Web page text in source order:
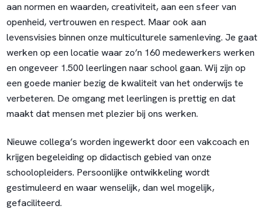
aan normen en waarden, creativiteit, aan een sfeer van
openheid, vertrouwen en respect. Maar ook aan
levensvisies binnen onze multiculturele samenleving. Je gaat
werken op een locatie waar zo’n 160 medewerkers werken
en ongeveer 1.500 leerlingen naar school gaan. Wij zijn op
een goede manier bezig de kwaliteit van het onderwijs te
verbeteren. De omgang met leerlingen is prettig en dat
maakt dat mensen met plezier bij ons werken.
Nieuwe collega’s worden ingewerkt door een vakcoach en
krijgen begeleiding op didactisch gebied van onze
schoolopleiders. Persoonlijke ontwikkeling wordt
gestimuleerd en waar wenselijk, dan wel mogelijk,
gefaciliteerd.